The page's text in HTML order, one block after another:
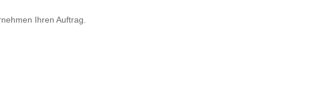
Ihren Auftrag.